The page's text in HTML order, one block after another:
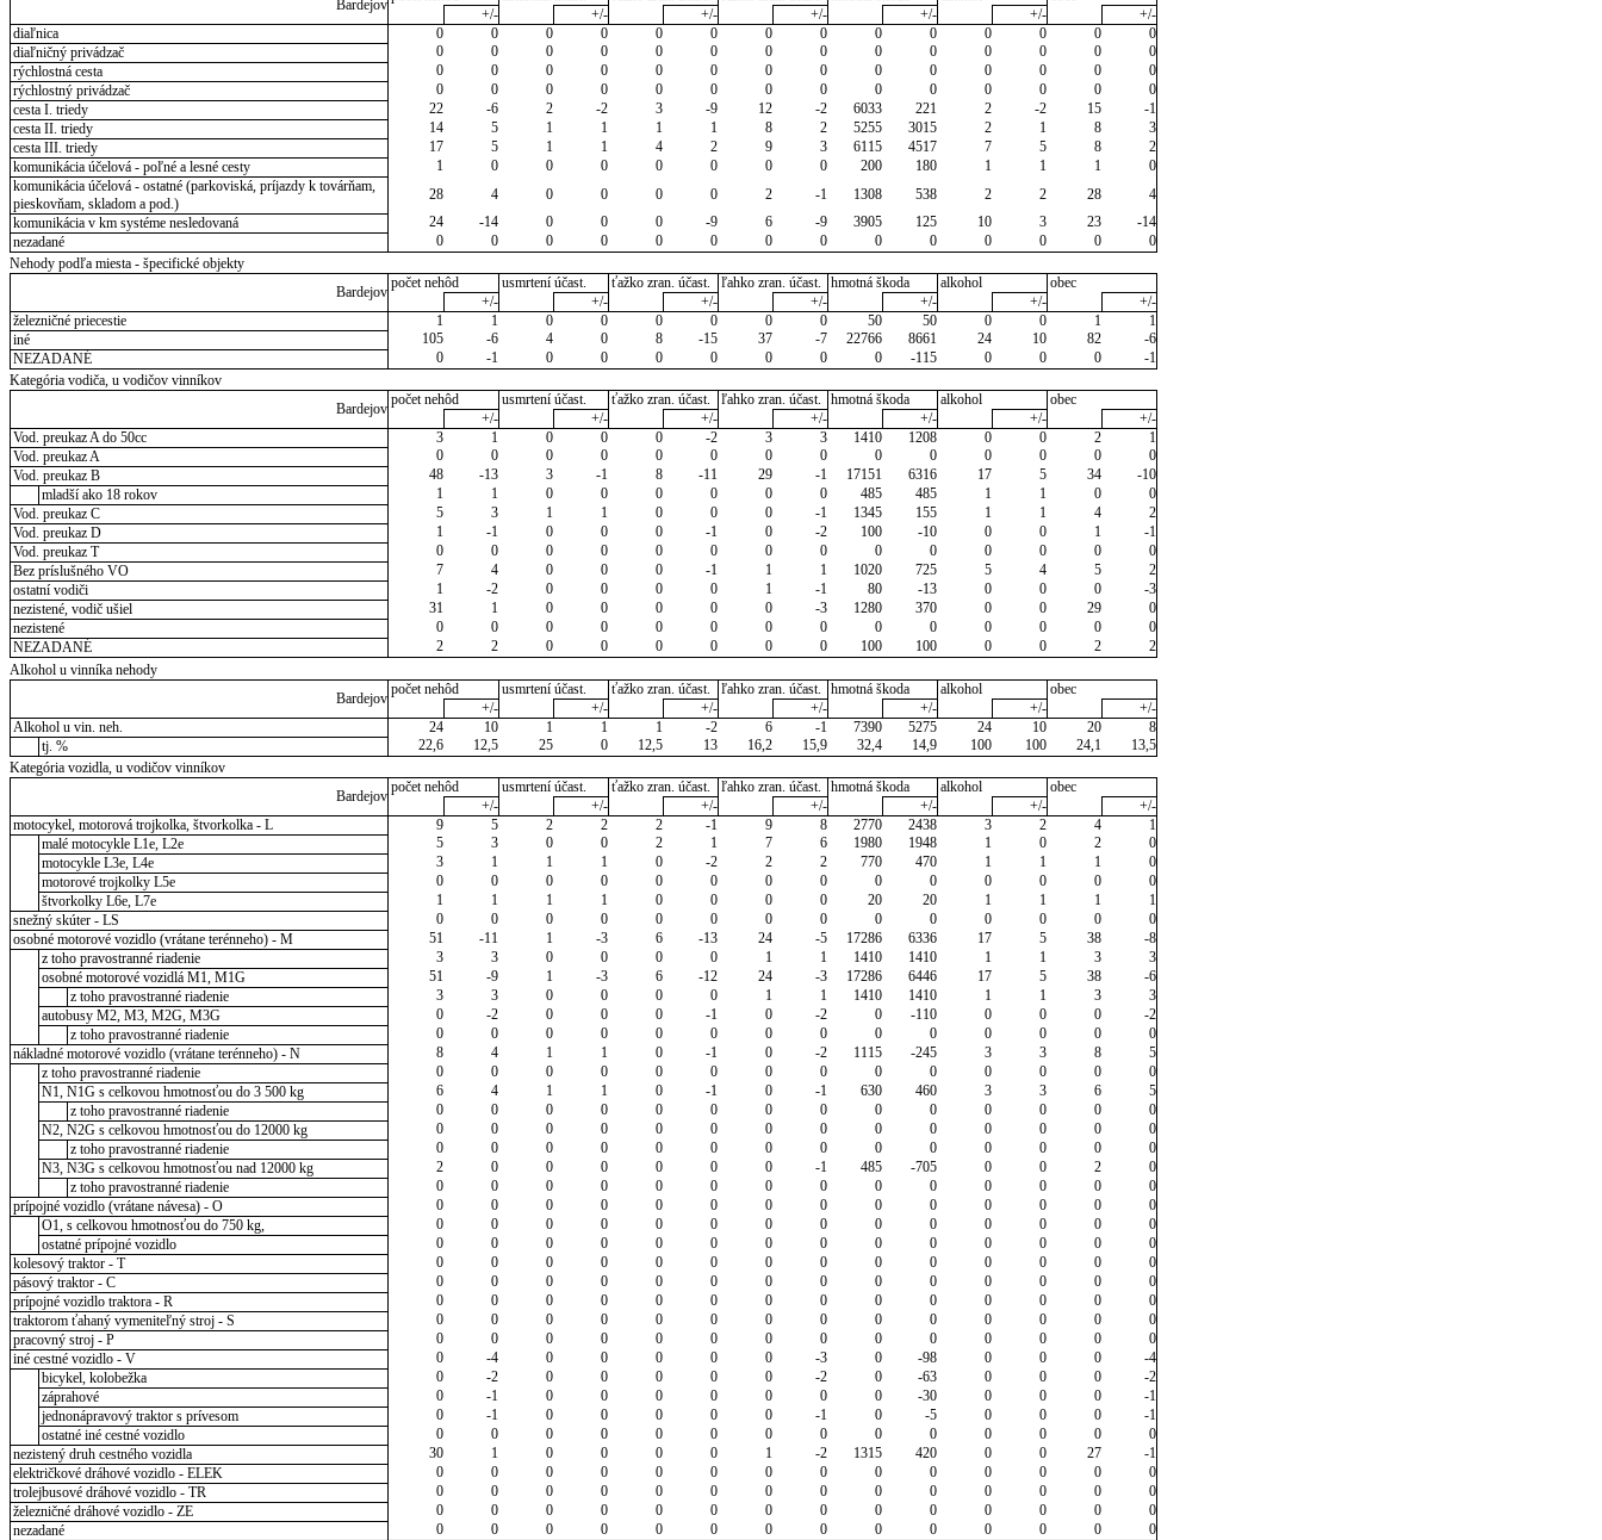
Bardejov
+/-
+/- +/- +/- +/- +/-
+/-
diaľnica
0 0 0 0 0 0 0 0 0 0 0 0 0
0
diaľničný privádzač
0 0 0 0 0 0 0 0 0 0 0 0 0
0
rýchlostná cesta
0 0 0 0 0 0 0 0 0 0 0 0 0
0
rýchlostný privádzač
0 0 0 0 0 0 0 0 0 0 0 0 0
0
cesta I. triedy
22 -6 2 -2 3 -9 12 -2 6033 221 2 -2 15
-1
cesta II. triedy
14 5 1 1 1 1 8 2 5255 3015 2 1 8
3
cesta III. triedy
17 5 1 1 4 2 9 3 6115 4517 7 5 8
2
komunikácia účelová - poľné a lesné cesty
1 0 0 0 0 0 0 0 200 180 1 1 1
0
komunikácia účelová - ostatné (parkoviská, príjazdy k továrňam,
pieskovňam, skladom a pod.)
28 4 0 0 0 0 2 -1 1308 538 2 2 28
4
komunikácia v km systéme nesledovaná
24 -14 0 0 0 -9 6 -9 3905 125 10 3 23
-14
nezadané
0 0 0 0 0 0 0 0 0 0 0 0 0
0
Nehody podľa miesta - špecifické objekty
Bardejov
počet nehôd usmrtení účast. ťažko zran. účast. ľahko zran. účast. hmotná škoda alkohol
obec
+/-
+/- +/- +/- +/- +/-
+/-
železničné priecestie
1 1 0 0 0 0 0 0 50 50 0 0 1
1
iné
105 -6 4 0 8 -15 37 -7 22766 8661 24 10 82
-6
NEZADANÉ
0 -1 0 0 0 0 0 0 0 -115 0 0 0
-1
Kategória vodiča, u vodičov vinníkov
Bardejov
počet nehôd usmrtení účast. ťažko zran. účast. ľahko zran. účast. hmotná škoda alkohol
obec
+/-
+/- +/- +/- +/- +/-
+/-
Vod. preukaz A do 50cc
3 1 0 0 0 -2 3 3 1410 1208 0 0 2
1
Vod. preukaz A
0 0 0 0 0 0 0 0 0 0 0 0 0
0
Vod. preukaz B
48 -13 3 -1 8 -11 29 -1 17151 6316 17 5 34
-10
mladší ako 18 rokov
1 1 0 0 0 0 0 0 485 485 1 1 0
0
Vod. preukaz C
5 3 1 1 0 0 0 -1 1345 155 1 1 4
2
Vod. preukaz D
1 -1 0 0 0 -1 0 -2 100 -10 0 0 1
-1
Vod. preukaz T
0 0 0 0 0 0 0 0 0 0 0 0 0
0
Bez príslušného VO
7 4 0 0 0 -1 1 1 1020 725 5 4 5
2
ostatní vodiči
1 -2 0 0 0 0 1 -1 80 -13 0 0 0
-3
nezistené, vodič ušiel
31 1 0 0 0 0 0 -3 1280 370 0 0 29
0
nezistené
0 0 0 0 0 0 0 0 0 0 0 0 0
0
NEZADANÉ
2 2 0 0 0 0 0 0 100 100 0 0 2
2
Alkohol u vinníka nehody
Bardejov
počet nehôd usmrtení účast. ťažko zran. účast. ľahko zran. účast. hmotná škoda alkohol
obec
+/-
+/- +/- +/- +/- +/-
+/-
Alkohol u vin. neh.
24 10 1 1 1 -2 6 -1 7390 5275 24 10 20
8
tj. %
22,6 12,5 25 0 12,5 13 16,2 15,9 32,4 14,9 100 100 24,1
13,5
Kategória vozidla, u vodičov vinníkov
Bardejov
počet nehôd usmrtení účast. ťažko zran. účast. ľahko zran. účast. hmotná škoda alkohol
obec
+/-
+/- +/- +/- +/- +/-
+/-
motocykel, motorová trojkolka, štvorkolka - L
9 5 2 2 2 -1 9 8 2770 2438 3 2 4
1
malé motocykle L1e, L2e
5 3 0 0 2 1 7 6 1980 1948 1 0 2
0
motocykle L3e, L4e
3 1 1 1 0 -2 2 2 770 470 1 1 1
0
motorové trojkolky L5e
0 0 0 0 0 0 0 0 0 0 0 0 0
0
štvorkolky L6e, L7e
1 1 1 1 0 0 0 0 20 20 1 1 1
1
snežný skúter - LS
0 0 0 0 0 0 0 0 0 0 0 0 0
0
osobné motorové vozidlo (vrátane terénneho) - M
51 -11 1 -3 6 -13 24 -5 17286 6336 17 5 38
-8
z toho pravostranné riadenie
3 3 0 0 0 0 1 1 1410 1410 1 1 3
3
osobné motorové vozidlá M1, M1G
51 -9 1 -3 6 -12 24 -3 17286 6446 17 5 38
-6
z toho pravostranné riadenie
3 3 0 0 0 0 1 1 1410 1410 1 1 3
3
autobusy M2, M3, M2G, M3G
0 -2 0 0 0 -1 0 -2 0 -110 0 0 0
-2
z toho pravostranné riadenie
0 0 0 0 0 0 0 0 0 0 0 0 0
0
nákladné motorové vozidlo (vrátane terénneho) - N
8 4 1 1 0 -1 0 -2 1115 -245 3 3 8
5
z toho pravostranné riadenie
0 0 0 0 0 0 0 0 0 0 0 0 0
0
N1, N1G s celkovou hmotnosťou do 3 500 kg
6 4 1 1 0 -1 0 -1 630 460 3 3 6
5
z toho pravostranné riadenie
0 0 0 0 0 0 0 0 0 0 0 0 0
0
N2, N2G s celkovou hmotnosťou do 12000 kg
0 0 0 0 0 0 0 0 0 0 0 0 0
0
z toho pravostranné riadenie
0 0 0 0 0 0 0 0 0 0 0 0 0
0
N3, N3G s celkovou hmotnosťou nad 12000 kg
2 0 0 0 0 0 0 -1 485 -705 0 0 2
0
z toho pravostranné riadenie
0 0 0 0 0 0 0 0 0 0 0 0 0
0
prípojné vozidlo (vrátane návesa) - O
0 0 0 0 0 0 0 0 0 0 0 0 0
0
O1, s celkovou hmotnosťou do 750 kg,
0 0 0 0 0 0 0 0 0 0 0 0 0
0
ostatné prípojné vozidlo
0 0 0 0 0 0 0 0 0 0 0 0 0
0
kolesový traktor - T
0 0 0 0 0 0 0 0 0 0 0 0 0
0
pásový traktor - C
0 0 0 0 0 0 0 0 0 0 0 0 0
0
prípojné vozidlo traktora - R
0 0 0 0 0 0 0 0 0 0 0 0 0
0
traktorom ťahaný vymeniteľný stroj - S
0 0 0 0 0 0 0 0 0 0 0 0 0
0
pracovný stroj - P
0 0 0 0 0 0 0 0 0 0 0 0 0
0
iné cestné vozidlo - V
0 -4 0 0 0 0 0 -3 0 -98 0 0 0
-4
bicykel, kolobežka
0 -2 0 0 0 0 0 -2 0 -63 0 0 0
-2
záprahové
0 -1 0 0 0 0 0 0 0 -30 0 0 0
-1
jednonápravový traktor s prívesom
0 -1 0 0 0 0 0 -1 0 -5 0 0 0
-1
ostatné iné cestné vozidlo
0 0 0 0 0 0 0 0 0 0 0 0 0
0
nezistený druh cestného vozidla
30 1 0 0 0 0 1 -2 1315 420 0 0 27
-1
električkové dráhové vozidlo - ELEK
0 0 0 0 0 0 0 0 0 0 0 0 0
0
trolejbusové dráhové vozidlo - TR
0 0 0 0 0 0 0 0 0 0 0 0 0
0
železničné dráhové vozidlo - ZE
0 0 0 0 0 0 0 0 0 0 0 0 0
0
nezadané
0 0 0 0 0 0 0 0 0 0 0 0 0
0